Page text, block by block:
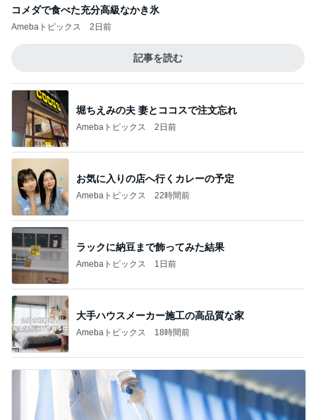
コメダで食べた充分高級なかき氷
Amebaトピックス 2日前
記事を読む
堀ちえみの夫 妻とココスで注文忘れ
Amebaトピックス 2日前
お気に入りの店へ行くカレーの予定
Amebaトピックス 22時間前
ラックに納豆まで飾ってみた結果
Amebaトピックス 1日前
大手ハウスメーカー施工の高品質な家
Amebaトピックス 18時間前